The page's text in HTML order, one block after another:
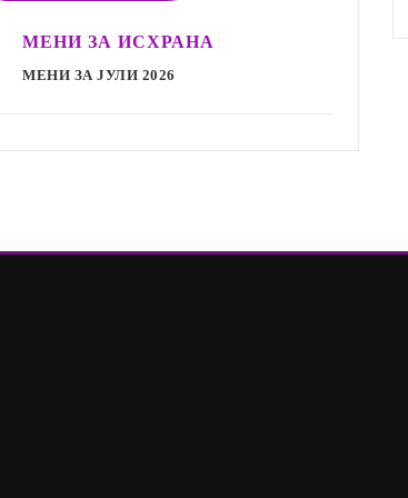
МЕНИ ЗА ИСХРАНА
МЕНИ ЗА ЈУЛИ 2026